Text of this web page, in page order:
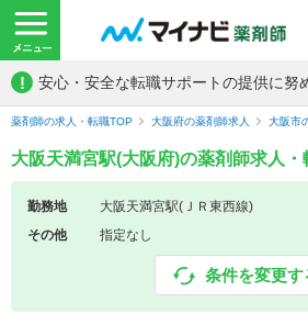
! 安心・安全な転職サポートの提供に努
薬剤師の求人・転職TOP 大阪府の薬剤師求人 大阪市
大阪天満宮駅(大阪府)の薬剤師求人
勤務地
大阪天満宮駅(ＪＲ東西線)
その他
指定なし
条件を変更す